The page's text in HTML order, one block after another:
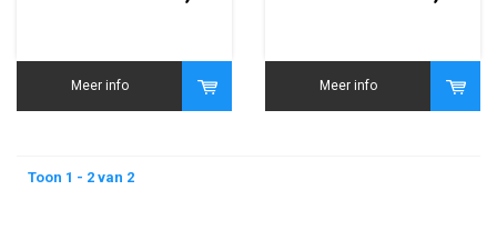
Meer info Meer info
Toon 1 - 2 van 2